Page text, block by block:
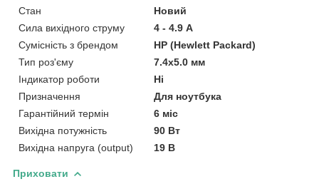
Стан
Новий
Сила вихідного струму
4 - 4.9 А
Сумісність з брендом
HP (Hewlett Packard)
Тип роз'єму
7.4x5.0 мм
Індикатор роботи
Ні
Призначення
Для ноутбука
Гарантійний термін
6 міс
Вихідна потужність
90 Вт
Вихідна напруга (output)
19 В
Приховати